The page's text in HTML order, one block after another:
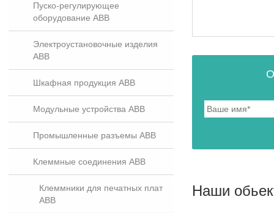
Пуско-регулирующее
оборудование ABB
Электроустановочные изделия
ABB
Шкафная продукция ABB
Модульные устройства ABB
Промышленные разъемы ABB
Клеммные соединения ABB
Клеммники для печатных плат
ABB
Наши